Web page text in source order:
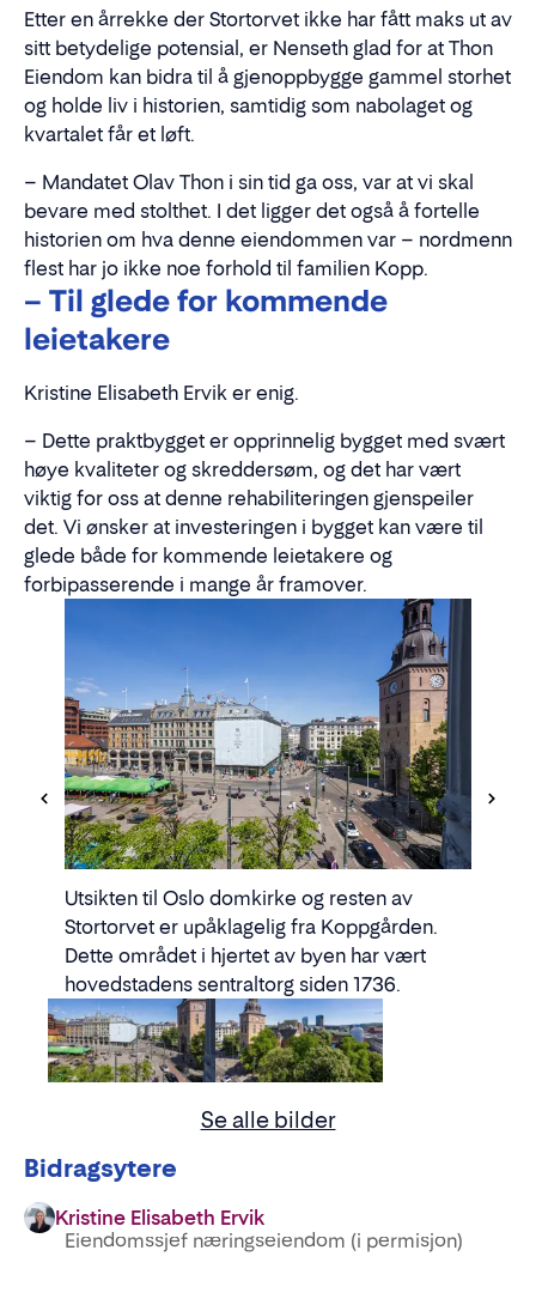
Etter en årrekke der Stortorvet ikke har fått maks ut av
sitt betydelige potensial, er Nenseth glad for at Thon
Eiendom kan bidra til å gjenoppbygge gammel storhet
og holde liv i historien, samtidig som nabolaget og
kvartalet får et løft.
– Mandatet Olav Thon i sin tid ga oss, var at vi skal
bevare med stolthet. I det ligger det også å fortelle
historien om hva denne eiendommen var – nordmenn
flest har jo ikke noe forhold til familien Kopp.
– Til glede for kommende
leietakere
Kristine Elisabeth Ervik er enig.
– Dette praktbygget er opprinnelig bygget med svært
høye kvaliteter og skreddersøm, og det har vært
viktig for oss at denne rehabiliteringen gjenspeiler
det. Vi ønsker at investeringen i bygget kan være til
glede både for kommende leietakere og
forbipasserende i mange år framover.
Utsikten til Oslo domkirke og resten av
Stortorvet er upåklagelig fra Koppgården.
Dette området i hjertet av byen har vært
hovedstadens sentraltorg siden 1736.
Se alle bilder
Bidragsytere
Kristine Elisabeth Ervik
Eiendomssjef næringseiendom (i permisjon)